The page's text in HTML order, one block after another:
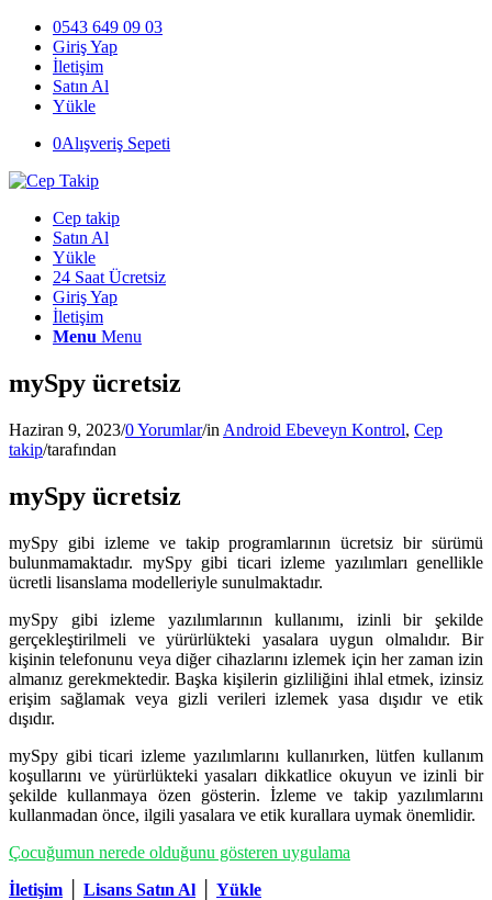
0543 649 09 03
Giriş Yap
İletişim
Satın Al
Yükle
0Alışveriş Sepeti
Cep takip
Satın Al
Yükle
24 Saat Ücretsiz
Giriş Yap
İletişim
Menu Menu
mySpy ücretsiz
Haziran 9, 2023/0 Yorumlar/in Android Ebeveyn Kontrol, Cep
takip/tarafından
mySpy ücretsiz
mySpy gibi izleme ve takip programlarının ücretsiz bir sürümü
bulunmamaktadır. mySpy gibi ticari izleme yazılımları genellikle
ücretli lisanslama modelleriyle sunulmaktadır.
mySpy gibi izleme yazılımlarının kullanımı, izinli bir şekilde
gerçekleştirilmeli ve yürürlükteki yasalara uygun olmalıdır. Bir
kişinin telefonunu veya diğer cihazlarını izlemek için her zaman izin
almanız gerekmektedir. Başka kişilerin gizliliğini ihlal etmek, izinsiz
erişim sağlamak veya gizli verileri izlemek yasa dışıdır ve etik
dışıdır.
mySpy gibi ticari izleme yazılımlarını kullanırken, lütfen kullanım
koşullarını ve yürürlükteki yasaları dikkatlice okuyun ve izinli bir
şekilde kullanmaya özen gösterin. İzleme ve takip yazılımlarını
kullanmadan önce, ilgili yasalara ve etik kurallara uymak önemlidir.
Çocuğumun nerede olduğunu gösteren uygulama
İletişim
Lisans Satın Al
Yükle